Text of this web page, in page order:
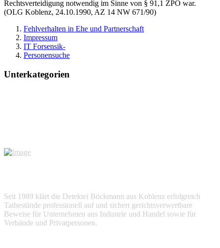
Rechtsverteidigung notwendig im Sinne von § 91,1 ZPO war.
(OLG Koblenz, 24.10.1990, AZ 14 NW 671/90)
Fehlverhalten in Ehe und Partnerschaft
Impressum
IT Forsensik-
Personensuche
Unterkategorien
Seit 1989 klärt die Detektei Böckmann aus Koblenz erfolgreich
Tatbestände professionell auf und sichert gerichtsverwertbare
Beweise für Unternehmen aus Industrie und Handel sowie für
Verbände und Privatpersonen.